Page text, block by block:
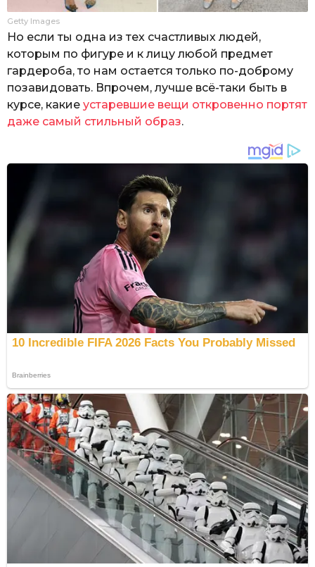
Getty Images
Но если ты одна из тех счастливых людей,
которым по фигуре и к лицу любой предмет
гардероба, то нам остается только по-доброму
позавидовать. Впрочем, лучше всё-таки быть в
курсе, какие устаревшие вещи откровенно портят
даже самый стильный образ.